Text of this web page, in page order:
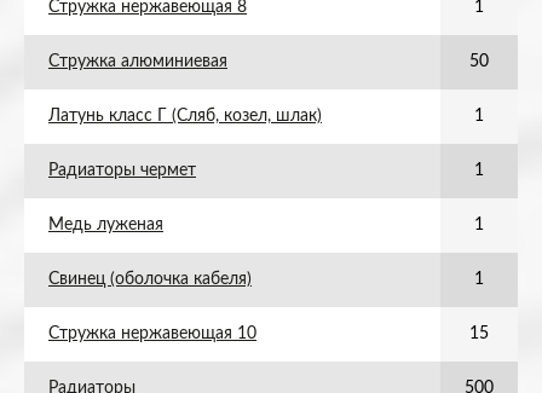
Стружка нержавеющая 8 1
Стружка алюминиевая 50
Латунь класс Г (Сляб, козел, шлак) 1
Радиаторы чермет 1
Медь луженая 1
Свинец (оболочка кабеля) 1
Стружка нержавеющая 10 15
Радиаторы 500